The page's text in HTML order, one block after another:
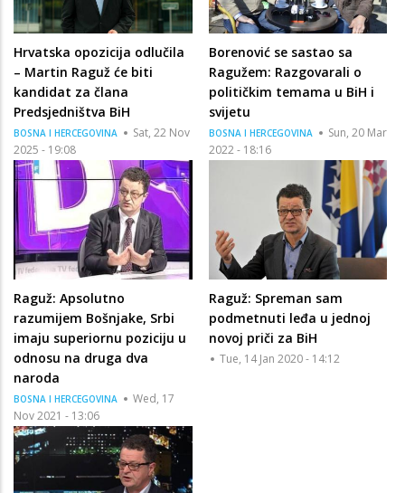
Hrvatska opozicija odlučila
– Martin Raguž će biti
kandidat za člana
Predsjedništva BiH
BOSNA I HERCEGOVINA
Sat, 22 Nov
2025 - 19:08
Borenović se sastao sa
Ragužem: Razgovarali o
političkim temama u BiH i
svijetu
BOSNA I HERCEGOVINA
Sun, 20 Mar
2022 - 18:16
Raguž: Apsolutno
razumijem Bošnjake, Srbi
imaju superiornu poziciju u
odnosu na druga dva
naroda
BOSNA I HERCEGOVINA
Wed, 17
Nov 2021 - 13:06
Raguž: Spreman sam
podmetnuti leđa u jednoj
novoj priči za BiH
Tue, 14 Jan 2020 - 14:12